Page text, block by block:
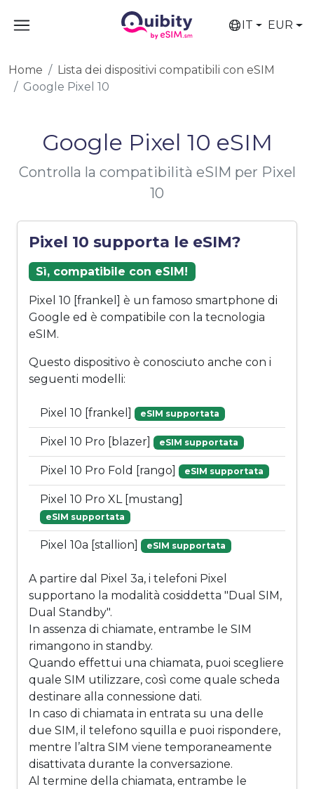
IT EUR
Home
Lista dei dispositivi compatibili con eSIM
Google Pixel 10
Google Pixel 10 eSIM
Controlla la compatibilità eSIM per Pixel
10
Pixel 10 supporta le eSIM?
Sì, compatibile con eSIM!
Pixel 10 [frankel] è un famoso smartphone di
Google ed è compatibile con la tecnologia
eSIM.
Questo dispositivo è conosciuto anche con i
seguenti modelli:
Pixel 10 [frankel] eSIM supportata
Pixel 10 Pro [blazer] eSIM supportata
Pixel 10 Pro Fold [rango] eSIM supportata
Pixel 10 Pro XL [mustang]
eSIM supportata
Pixel 10a [stallion] eSIM supportata
A partire dal Pixel 3a, i telefoni Pixel
supportano la modalità cosiddetta "Dual SIM,
Dual Standby".
In assenza di chiamate, entrambe le SIM
rimangono in standby.
Quando effettui una chiamata, puoi scegliere
quale SIM utilizzare, così come quale scheda
destinare alla connessione dati.
In caso di chiamata in entrata su una delle
due SIM, il telefono squilla e puoi rispondere,
mentre l’altra SIM viene temporaneamente
disattivata durante la conversazione.
Al termine della chiamata, entrambe le